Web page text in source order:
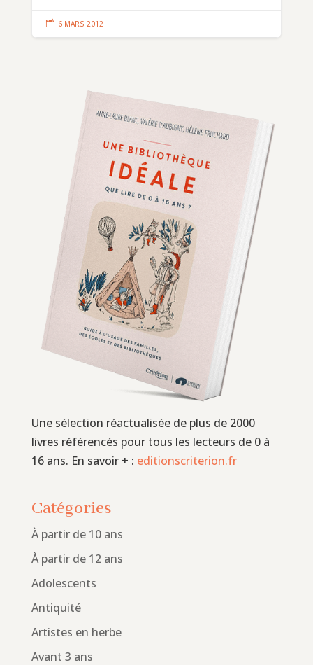
 6 MARS 2012
Une sélection réactualisée de plus de 2000
livres référencés pour tous les lecteurs de 0 à
16 ans. En savoir + : editionscriterion.fr
Catégories
À partir de 10 ans
À partir de 12 ans
Adolescents
Antiquité
Artistes en herbe
Avant 3 ans